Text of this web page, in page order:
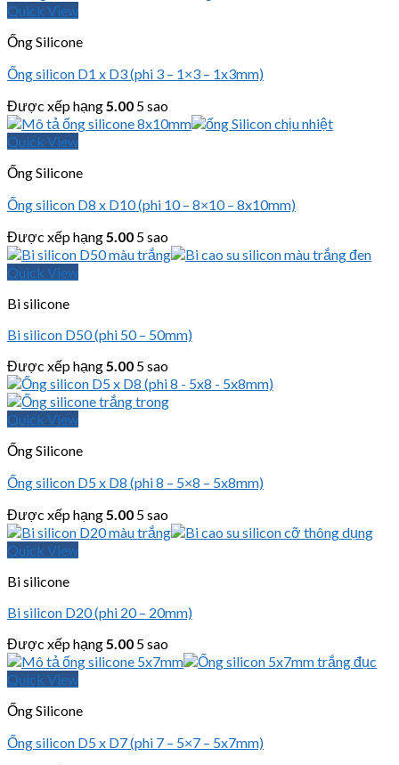
Quick View
Ống Silicone
Ống silicon D1 x D3 (phi 3 – 1×3 – 1x3mm)
Được xếp hạng 5.00 5 sao
Quick View
Ống Silicone
Ống silicon D8 x D10 (phi 10 – 8×10 – 8x10mm)
Được xếp hạng 5.00 5 sao
Quick View
Bi silicone
Bi silicon D50 (phi 50 – 50mm)
Được xếp hạng 5.00 5 sao
Quick View
Ống Silicone
Ống silicon D5 x D8 (phi 8 – 5×8 – 5x8mm)
Được xếp hạng 5.00 5 sao
Quick View
Bi silicone
Bi silicon D20 (phi 20 – 20mm)
Được xếp hạng 5.00 5 sao
Quick View
Ống Silicone
Ống silicon D5 x D7 (phi 7 – 5×7 – 5x7mm)